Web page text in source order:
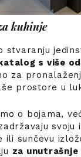
kuhinje
stvaranju
s više
za
prostore u
o bojama,
svoju
ili sunčevu
za unutrašnje